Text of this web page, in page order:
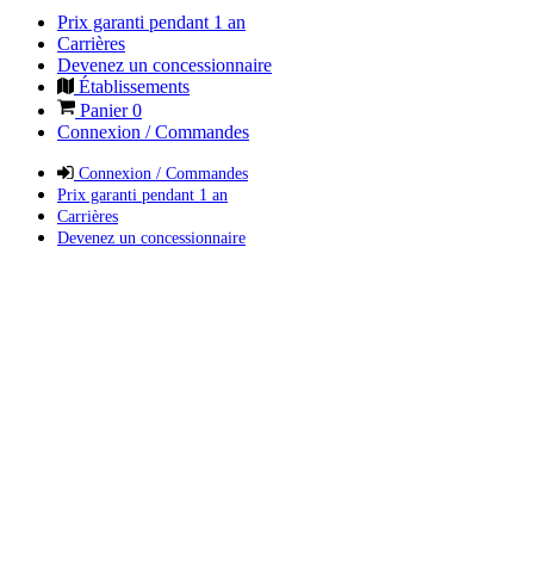
Prix garanti pendant 1 an
Carrières
Devenez un concessionnaire
Établissements
Panier0
Connexion / Commandes
Connexion / Commandes
Prix garanti pendant 1 an
Carrières
Devenez un concessionnaire